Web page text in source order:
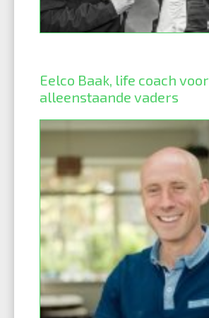
Eelco Baak, life coach voor
alleenstaande vaders